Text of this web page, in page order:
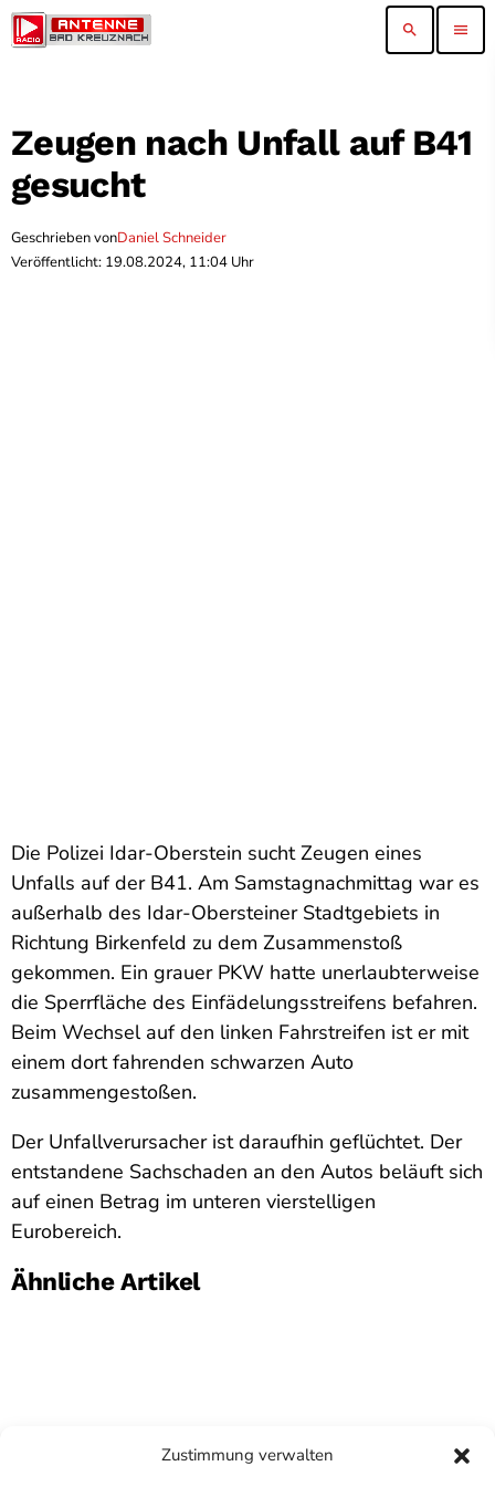
Zustimmung verwalten
search menu
Zeugen nach Unfall auf B41
gesucht
Geschrieben vonDaniel Schneider
Veröffentlicht: 19.08.2024, 11:04 Uhr
Die Polizei Idar-Oberstein sucht Zeugen eines
Unfalls auf der B41. Am Samstagnachmittag war es
außerhalb des Idar-Obersteiner Stadtgebiets in
Richtung Birkenfeld zu dem Zusammenstoß
gekommen. Ein grauer PKW hatte unerlaubterweise
die Sperrfläche des Einfädelungsstreifens befahren.
Beim Wechsel auf den linken Fahrstreifen ist er mit
einem dort fahrenden schwarzen Auto
zusammengestoßen.
Der Unfallverursacher ist daraufhin geflüchtet. Der
entstandene Sachschaden an den Autos beläuft sich
auf einen Betrag im unteren vierstelligen
Eurobereich.
Ähnliche Artikel